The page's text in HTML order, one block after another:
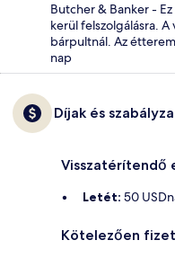
Butcher & Banker -
kerül felszolgálásra.
bárpultnál. Az
nap
Díjak és
Visszatérítendő
Letét: 50
Kötelezően